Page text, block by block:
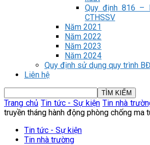
Quy định 816 –
CTHSSV
Năm 2021
Năm 2022
Năm 2023
Năm 2024
Quy định sử dụng quy trình
Liên hệ
Trang chủ Tin tức - Sự kiện Tin nhà
truyền tháng hành động phòng chống ma
Tin tức - Sự kiện
Tin nhà trường